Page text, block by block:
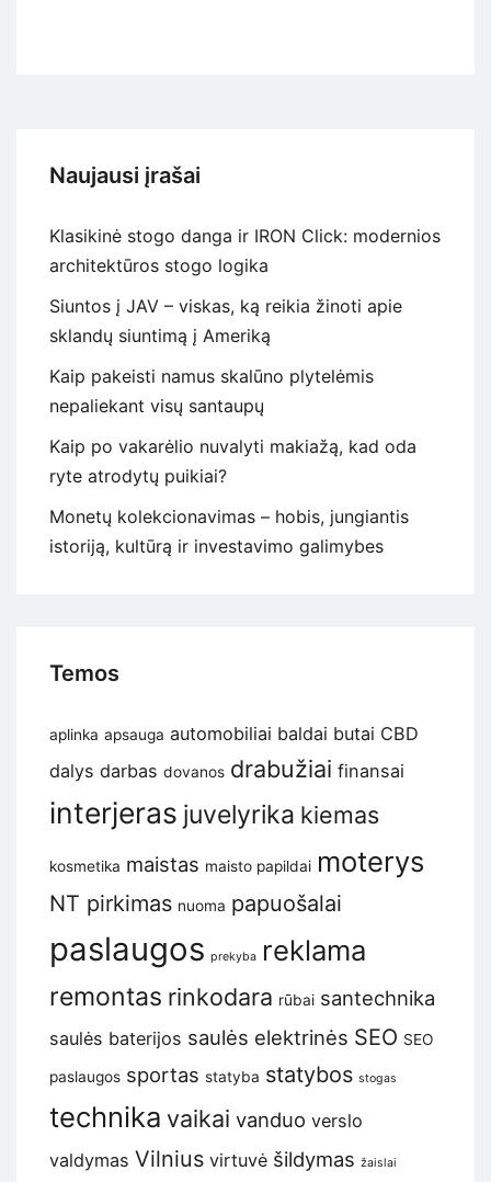
Naujausi įrašai
Klasikinė stogo danga ir IRON Click: modernios
architektūros stogo logika
Siuntos į JAV – viskas, ką reikia žinoti apie
sklandų siuntimą į Ameriką
Kaip pakeisti namus skalūno plytelėmis
nepaliekant visų santaupų
Kaip po vakarėlio nuvalyti makiažą, kad oda
ryte atrodytų puikiai?
Monetų kolekcionavimas – hobis, jungiantis
istoriją, kultūrą ir investavimo galimybes
Temos
aplinka apsauga automobiliai baldai butai CBD
dalys darbas dovanos drabužiai finansai
interjeras juvelyrika kiemas
kosmetika maistas maisto papildai moterys
NT pirkimas nuoma papuošalai
paslaugos prekyba reklama
remontas rinkodara rūbai santechnika
saulės baterijos saulės elektrinės SEO SEO
paslaugos sportas statyba statybos stogas
technika vaikai vanduo verslo
valdymas Vilnius virtuvė šildymas žaislai